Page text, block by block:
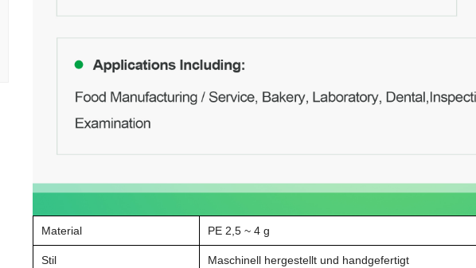
Material PE 2,5 ~ 4 g
Stil Maschinell hergestellt und handgefertigt